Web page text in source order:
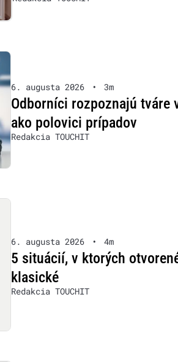
6. augusta 2026 • 3m
Odborníci rozpoznajú tváre
ako polovici prípadov
Redakcia TOUCHIT
6. augusta 2026 • 4m
5 situácií, v ktorých
klasické
Redakcia TOUCHIT